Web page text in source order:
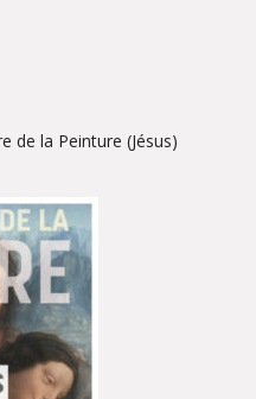
de la Peinture (Jésus)